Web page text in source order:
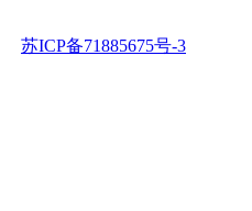
苏ICP备71885675号-3